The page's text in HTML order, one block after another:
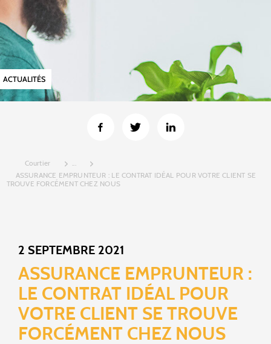
ACTUALITÉS
Courtier
...
ASSURANCE EMPRUNTEUR : LE CONTRAT IDÉAL POUR VOTRE CLIENT SE
TROUVE FORCÉMENT CHEZ NOUS
2 SEPTEMBRE 2021
ASSURANCE EMPRUNTEUR :
LE CONTRAT IDÉAL POUR
VOTRE CLIENT SE TROUVE
FORCÉMENT CHEZ NOUS